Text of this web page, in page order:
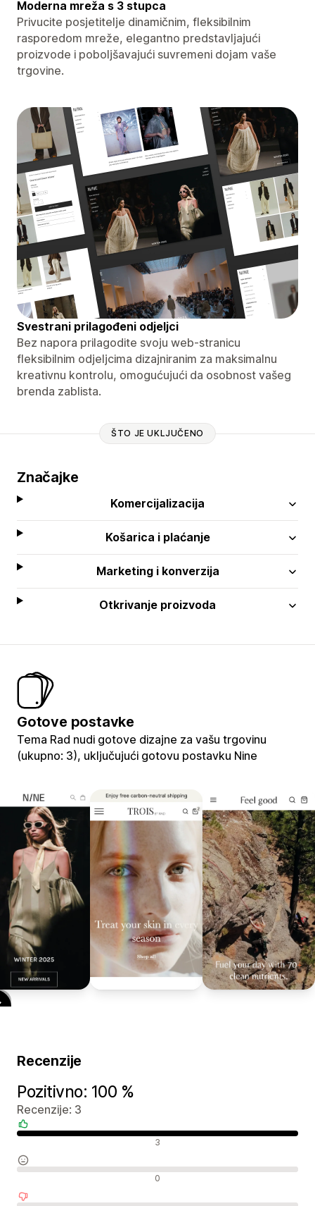
Moderna mreža s 3 stupca
Privucite posjetitelje dinamičnim, fleksibilnim
rasporedom mreže, elegantno predstavljajući
proizvode i poboljšavajući suvremeni dojam vaše
trgovine.
Svestrani prilagođeni odjeljci
Bez napora prilagodite svoju web-stranicu
fleksibilnim odjeljcima dizajniranim za maksimalnu
kreativnu kontrolu, omogućujući da osobnost vašeg
brenda zablista.
ŠTO JE UKLJUČENO
Značajke
Komercijalizacija
Košarica i plaćanje
Marketing i konverzija
Otkrivanje proizvoda
Gotove postavke
Tema Rad nudi gotove dizajne za vašu trgovinu
(ukupno: 3), uključujući gotovu postavku Nine
Recenzije
Pozitivno: 100 %
Recenzije: 3
3
0